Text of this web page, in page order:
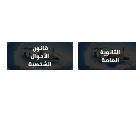
الثانوية
العامة
قانون
الأحوال
الشخصية